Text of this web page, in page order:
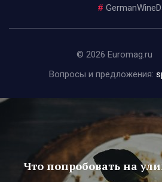
#
© 2026 Euromag.ru
Вопросы и предложения:
Что попробовать на